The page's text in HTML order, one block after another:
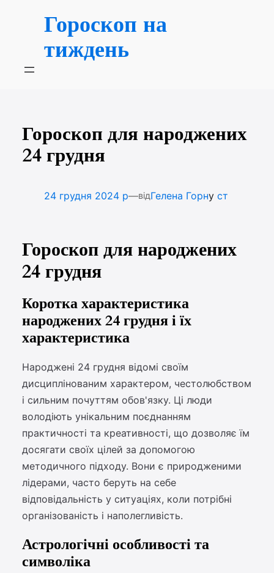
Гороскоп на
тиждень
Гороскоп для народжених
24 грудня
24 грудня 2024 р—відГелена Горну ст
Гороскоп для народжених
24 грудня
Коротка характеристика
народжених 24 грудня і їх
характеристика
Народжені 24 грудня відомі своїм
дисциплінованим характером, честолюбством
і сильним почуттям обов'язку. Ці люди
володіють унікальним поєднанням
практичності та креативності, що дозволяє їм
досягати своїх цілей за допомогою
методичного підходу. Вони є природженими
лідерами, часто беруть на себе
відповідальність у ситуаціях, коли потрібні
організованість і наполегливість.
Астрологічні особливості та
символіка